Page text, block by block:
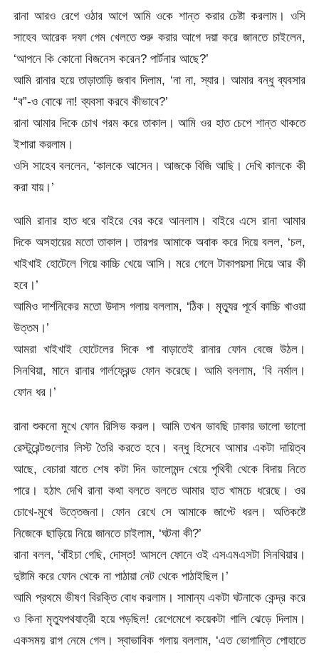
রানা আরও রেগে ওঠার আগে আমি ওকে শান্ত করার চেষ্টা করলাম। ওসি
সাহেব আরেক দফা গেম খেলতে শুরু করার আগে দয়া করে জানতে চাইলেন,
‘আপনে কি কোনো বিজনেস করেন? পার্টনার আছে?’
আমি রানার হয়ে তাড়াতাড়ি জবাব দিলাম, ‘না না, স্যার। আমার বন্ধু ব্যবসার
“ব”-ও বোঝে না! ব্যবসা করবে কীভাবে?’
রানা আমার দিকে চোখ গরম করে তাকাল। আমি ওর হাত চেপে শান্ত থাকতে
ইশারা করলাম।
ওসি সাহেব বললেন, ‘কালকে আসেন। আজকে বিজি আছি। দেখি কালকে কী
করা যায়।’
আমি রানার হাত ধরে বাইরে বের করে আনলাম। বাইরে এসে রানা আমার
দিকে অসহায়ের মতো তাকাল। তারপর আমাকে অবাক করে দিয়ে বলল, ‘চল,
খাইখাই হোটেলে গিয়ে কাচ্চি খেয়ে আসি। মরে গেলে টাকাপয়সা দিয়ে আর কী
হবে।’
আমিও দার্শনিকের মতো উদাস গলায় বললাম, ‘ঠিক। মৃত্যুর পূর্বে কাচ্চি খাওয়া
উত্তম।’
আমরা খাইখাই হোটেলের দিকে পা বাড়াতেই রানার ফোন বেজে উঠল।
সিনথিয়া, মানে রানার গার্লফ্রেন্ড ফোন করেছে। আমি বললাম, ‘বি নর্মাল।
ফোন ধর।’
রানা শুকনো মুখে ফোন রিসিভ করল। আমি তখন ভাবছি ঢাকার ভালো ভালো
রেস্টুরেন্টগুলোর লিস্ট তৈরি করতে হবে। বন্ধু হিসেবে আমার একটা দায়িত্ব
আছে, বেচারা যাতে শেষ কটা দিন ভালোমন্দ খেয়ে পৃথিবী থেকে বিদায় নিতে
পারে। হঠাৎ দেখি রানা কথা বলতে বলতে আমার হাত খামচে ধরেছে। ওর
চোখে-মুখে উত্তেজনা। ফোন রেখে সে আমাকে জাপ্টে ধরল। অতিকষ্টে
নিজেকে ছাড়িয়ে নিয়ে জানতে চাইলাম, ‘ঘটনা কী?’
রানা বলল, ‘বাঁইচা গেছি, দোস্ত! আসলে ফোনে ওই এসএমএসটা সিনথিয়ার।
দুষ্টামি করে ফোন থেকে না পাঠায়া নেট থেকে পাঠাইছিল।’
আমি প্রথমে ভীষণ বিরক্তি বোধ করলাম। সামান্য একটা ঘটনাকে কেন্দ্র করে
ও কিনা মৃত্যুপথযাত্রী হয়ে পড়ছিল! রেগেমেগে কয়েকটা গালি ঝেড়ে দিলাম।
একসময় রাগ নেমে গেল। স্বাভাবিক গলায় বললাম, ‘এত ভোগান্তি পোহাতে